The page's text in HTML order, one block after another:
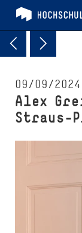
09/09/2024
Alex
Straus-